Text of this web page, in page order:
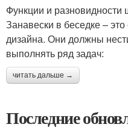
Функции и разновидности
Занавески в беседке –
дизайна. Они должны
выполнять ряд задач:
читать дальше →
Последние